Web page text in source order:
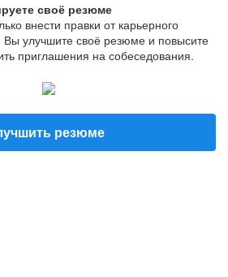
своё резюме
внести правки от карьерного
Вы улучшите своё резюме и повысите
приглашения на собеседования.
резюме